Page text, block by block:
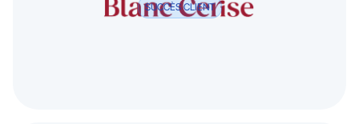
SUCCÈS CLIENT